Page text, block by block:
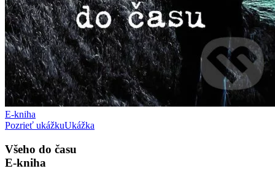
E-kniha
Pozrieť ukážkuUkážka
Všeho do času
E-kniha